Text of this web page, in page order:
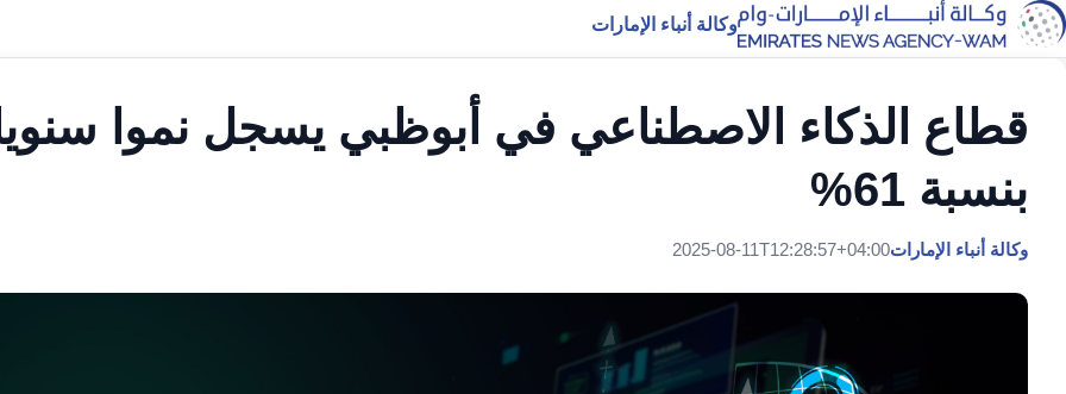
وكالة أنباء الإمارات
قطاع الذكاء الاصطناعي في أبوظبي يسجل نموا
بنسبة 61%
وكالة أنباء الإمارات2025-08-11T12:28:57+04:00